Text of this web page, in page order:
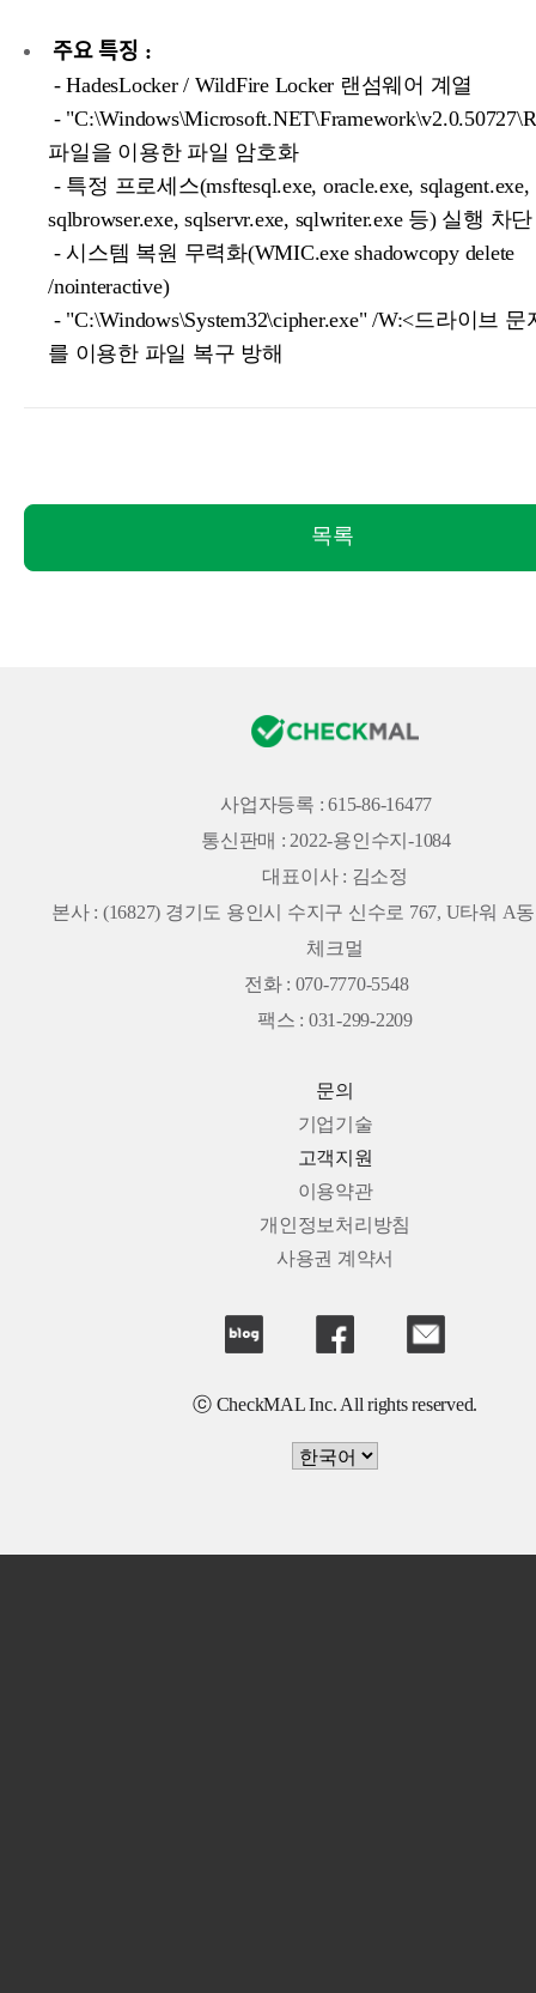
주요 특징 :
- HadesLocker / WildFire Locker 랜섬웨어 계열
-
파일을 이용한 파일 암호화
- 특정 프로세스(msftesql.exe, oracle.exe, sqlagent.exe,
sqlbrowser.exe, sqlservr.exe, sqlwriter.exe 등) 실행 차단
- 시스템 복원 무력화(WMIC.exe shadowcopy delete
/nointeractive)
- "C:\Windows\System32\cipher.exe" /W:<드라이브
를 이용한 파일 복구 방해
목록
사업자등록 : 615-86-16477
통신판매 : 2022-용인수지-1084
대표이사 : 김소정
본사 : (16827) 경기도 용인시 수지구 신수로 767, U타워 A
체크멀
전화 : 070-7770-5548
팩스 : 031-299-2209
문의
기업기술
고객지원
이용약관
개인정보처리방침
사용권 계약서
ⓒ CheckMAL Inc. All rights reserved.